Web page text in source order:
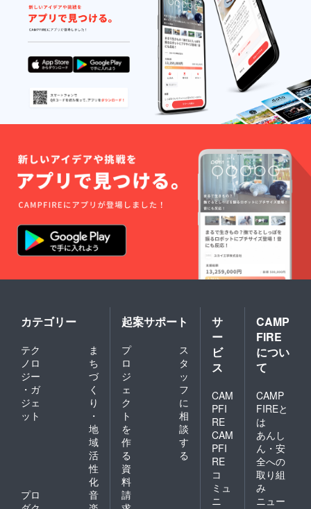
カテゴリー
テク
ノロ
ジー
・ガ
ジェ
ット
ま
ち
づ
く
り
・
地
域
活
性
化
プロ
音
起案サポート
プ
ロ
ジ
ェ
ク
ト
を
作
る
ス
タ
ッ
フ
に
相
談
す
る
資
料
請
サ
ー
ビ
ス
CAM
PFI
RE
CAM
PFI
RE
コ
ミュ
ニ
CAMP
FIRE
につい
て
CAMP
FIREと
は
あんし
ん・安
全への
取り組
み
ニュー